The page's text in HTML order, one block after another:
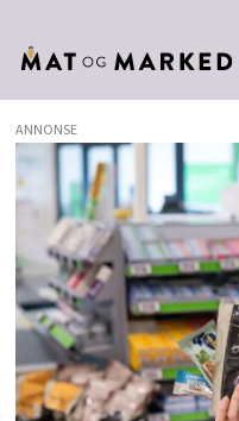
Tags:
kiwi
ANNONSE